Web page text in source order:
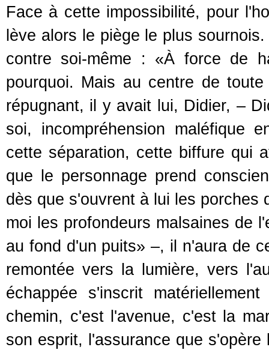
Face à cette impossibilité, pour
lève alors le piège le plus
contre soi-même : «À force de
pourquoi. Mais au centre de
répugnant, il y avait lui, Didier, –
soi, incompréhension maléfique
cette séparation, cette biffure qui
que le personnage prend
dès que s'ouvrent à lui les porches
moi les profondeurs malsaines de
au fond d'un puits» –, il n'aura de
remontée vers la lumière, vers
échappée s'inscrit
chemin, c'est l'avenue, c'est la
son esprit, l'assurance que